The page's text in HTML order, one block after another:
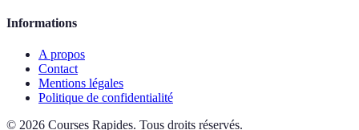
Informations
A propos
Contact
Mentions légales
Politique de confidentialité
© 2026 Courses Rapides. Tous droits réservés.